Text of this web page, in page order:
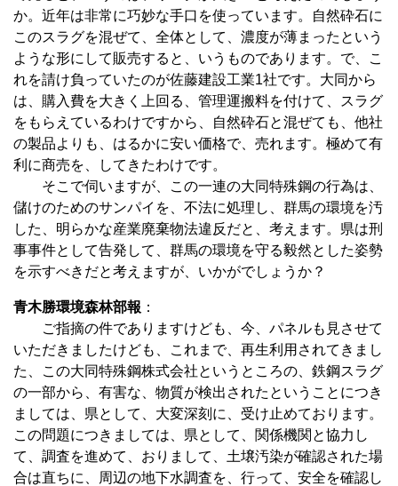
か。近年は非常に巧妙な手口を使っています。自然砕石に
このスラグを混ぜて、全体として、濃度が薄まったという
ような形にして販売すると、いうものであります。で、こ
れを請け負っていたのが佐藤建設工業1社です。大同から
は、購入費を大きく上回る、管理運搬料を付けて、スラグ
をもらえているわけですから、自然砕石と混ぜても、他社
の製品よりも、はるかに安い価格で、売れます。極めて有
利に商売を、してきたわけです。
そこで伺いますが、この一連の大同特殊鋼の行為は、
儲けのためのサンパイを、不法に処理し、群馬の環境を汚
した、明らかな産業廃棄物法違反だと、考えます。県は刑
事事件として告発して、群馬の環境を守る毅然とした姿勢
を示すべきだと考えますが、いかがでしょうか？
青木勝環境森林部報 ：
ご指摘の件でありますけども、今、パネルも見させて
いただきましたけども、これまで、再生利用されてきまし
た、この大同特殊鋼株式会社というところの、鉄鋼スラグ
の一部から、有害な、物質が検出されたということにつき
ましては、県として、大変深刻に、受け止めております。
この問題につきましては、県として、関係機関と協力し
て、調査を進めて、おりまして、土壌汚染が確認された場
合は直ちに、周辺の地下水調査を、行って、安全を確認し